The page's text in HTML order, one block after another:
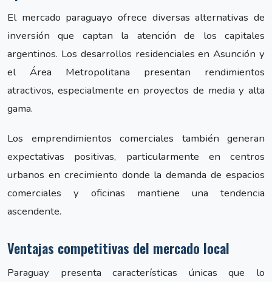
El mercado paraguayo ofrece diversas alternativas de
inversión que captan la atención de los capitales
argentinos. Los desarrollos residenciales en Asunción y
el Área Metropolitana presentan rendimientos
atractivos, especialmente en proyectos de media y alta
gama.
Los emprendimientos comerciales también generan
expectativas positivas, particularmente en centros
urbanos en crecimiento donde la demanda de espacios
comerciales y oficinas mantiene una tendencia
ascendente.
Ventajas competitivas del mercado local
Paraguay presenta características únicas que lo